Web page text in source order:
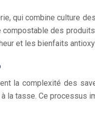
qui combine culture
des
et les bienfaits
la complexité des
la tasse. Ce